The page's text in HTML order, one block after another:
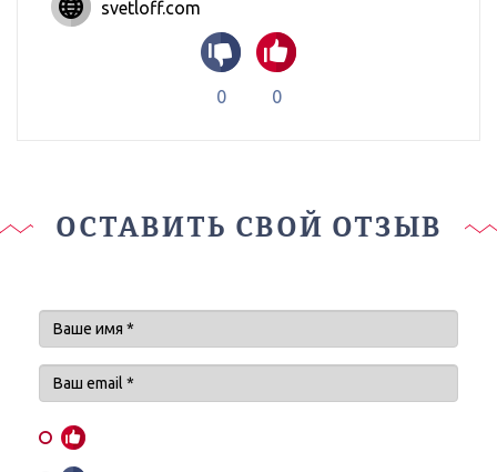
svetloff.com
0 0
ОСТАВИТЬ СВОЙ ОТЗЫВ